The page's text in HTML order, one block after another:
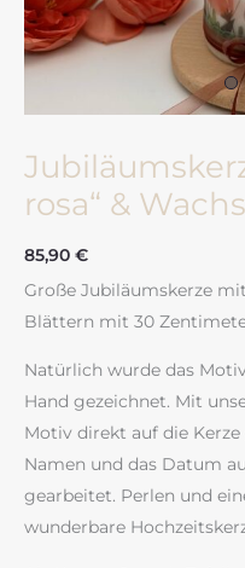
rosa“ &
85,90 €
Große Jubiläumskerze
Blättern mit 30
Natürlich wurde das
Hand gezeichnet. Mit
Motiv direkt auf die
Namen und das Datum
gearbeitet. Perlen und
wunderbare